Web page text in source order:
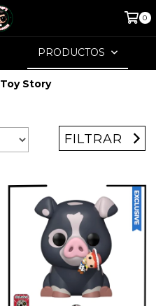
0
PRODUCTOS
Toy Story
FILTRAR